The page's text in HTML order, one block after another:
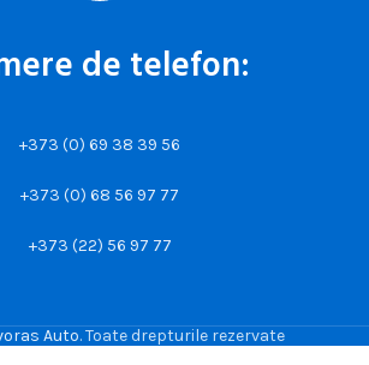
de telefon:
+373 (0) 69 38 39 56
+373 (0) 68 56 97 77
+373 (22) 56 97 77
Auto. Toate drepturile rezervate